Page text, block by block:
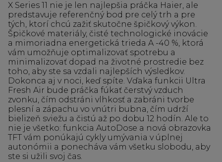
X Series 11 nie je len najlepšia práčka Haier, ale
predstavuje referenčný bod pre celý trh a pre
tých, ktorí chcú zažiť skutočne špičkový výkon.
Špičkové materiály, čisté technologické inovácie
a mimoriadna energetická trieda A -40 %, ktorá
vám umožňuje optimalizovať spotrebu a
minimalizovať dopad na životné prostredie bez
toho, aby ste sa vzdali najlepších výsledkov.
Dokonca aj v noci, keď spíte. Vďaka funkcii Ultra
Fresh Air bude práčka fúkať čerstvý vzduch
zvonku, čím odstráni vlhkosť a zabráni tvorbe
plesní a zápachu vo vnútri bubna, čím udrží
bielizeň sviežu a čistú až po dobu 12 hodín. Ale to
nie je všetko: funkcia AutoDose a nová obrazovka
TFT vám ponúkajú cykly umývania v úplnej
autonómii a ponecháva vám všetku slobodu, aby
ste si užili svoj čas.